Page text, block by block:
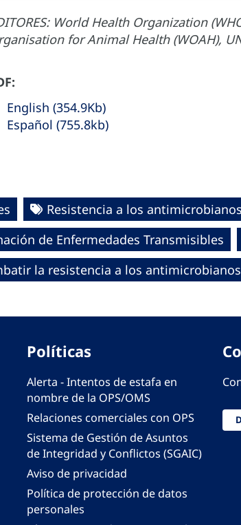
World Health Organization
for Animal Health (WOAH),
English (354.9Kb)
Español (755.8kb)
Resistencia a los antimicrobianos
de Enfermedades Transmisibles
la resistencia a los antimicrobianos
Políticas
Alerta - Intentos de estafa en
nombre de la OPS/OMS
Relaciones comerciales con OPS
Sistema de Gestión de Asuntos
de Integridad y Conflictos (SGAIC)
Aviso de privacidad
Política de protección de datos
personales